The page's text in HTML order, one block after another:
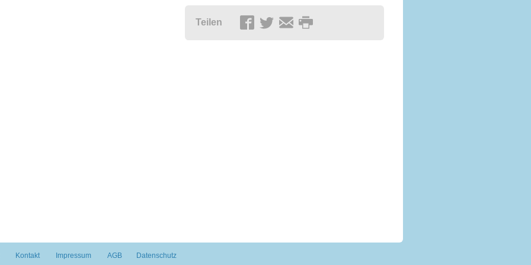
Teilen
Kontakt Impressum AGB Datenschutz